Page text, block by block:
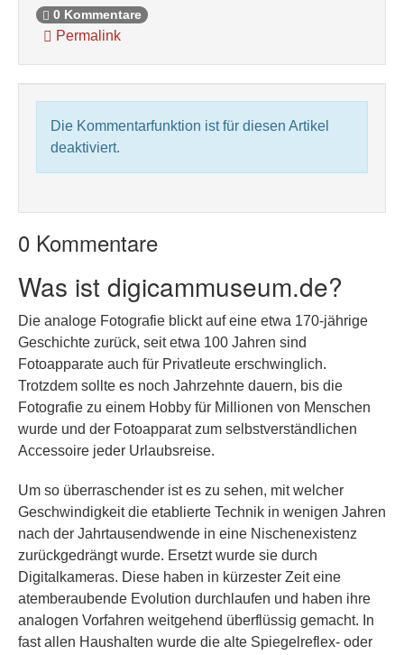
0 Kommentare
Permalink
Die Kommentarfunktion ist für diesen Artikel
deaktiviert.
0 Kommentare
Was ist digicammuseum.de?
Die analoge Fotografie blickt auf eine etwa 170-jährige
Geschichte zurück, seit etwa 100 Jahren sind
Fotoapparate auch für Privatleute erschwinglich.
Trotzdem sollte es noch Jahrzehnte dauern, bis die
Fotografie zu einem Hobby für Millionen von Menschen
wurde und der Fotoapparat zum selbstverständlichen
Accessoire jeder Urlaubsreise.
Um so überraschender ist es zu sehen, mit welcher
Geschwindigkeit die etablierte Technik in wenigen Jahren
nach der Jahrtausendwende in eine Nischenexistenz
zurückgedrängt wurde. Ersetzt wurde sie durch
Digitalkameras. Diese haben in kürzester Zeit eine
atemberaubende Evolution durchlaufen und haben ihre
analogen Vorfahren weitgehend überflüssig gemacht. In
fast allen Haushalten wurde die alte Spiegelreflex- oder